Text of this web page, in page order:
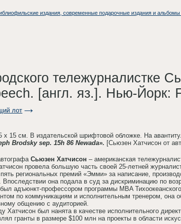
издания, современные подарочные издания и альбомы
тележурналистке
[англ. яз.]. Нью-Йорк:
лот
х 15 см. В издательской шрифтовой обложке. На
Brodsky sep. 15h 86 Newada». [Сьюзен Хатчисон от
Сьюзен Хатчисон– американская
провела большую часть своей 25-летней
региональных премий «Эмми» за написание,
Впоследствии она подала в суд за дискриминацию по
адъюнкт-профессором программы MBA
по коммуникациям и исполнительным тренером,
общению с аудиторией.
Хатчисон был нанята в качестве исполнительного
гранты в размере $100 млн на проекты в области